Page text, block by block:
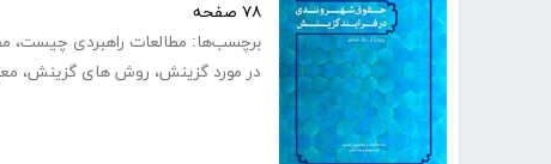
۷۸ صفحه
برچسب‌ها: مطالعات راهبردی چیست،
در مورد گزینش، روش های گزینش،